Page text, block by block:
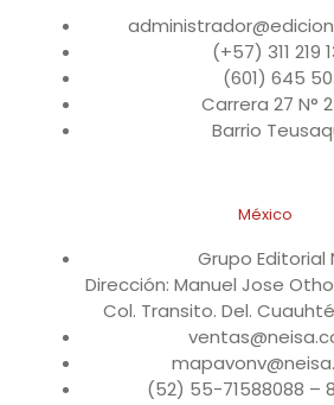
(+57) 311 219
(601) 645
Carrera 27 N°
Barrio
México
Grupo Editorial
Dirección: Manuel Jose
Col. Transito. Del.
(52) 55-71588088 –